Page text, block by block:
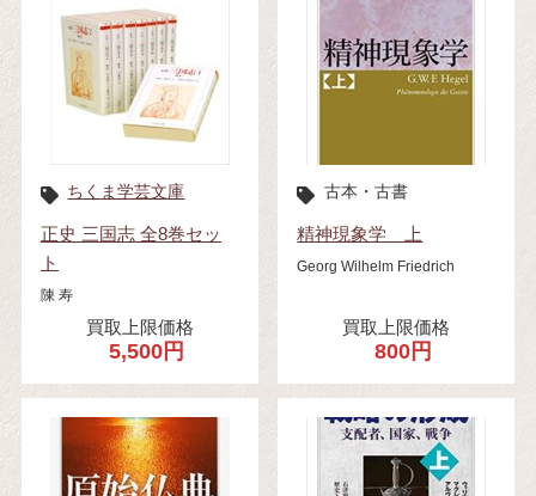
ちくま学芸文庫
正史 三国志 全8巻セッ
ト
陳 寿
買取上限価格
5,500円
古本・古書
精神現象学 上
Georg Wilhelm Friedrich
買取上限価格
800円